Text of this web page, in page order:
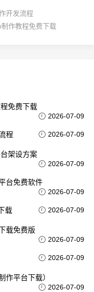
开发流程
作教程免费下载
免费下载
2026-07-09
程 2026-07-09
架设方案
2026-07-09
台免费软件
2026-07-09
载 2026-07-09
载免费版
2026-07-09
2026-07-09
作平台下载）
2026-07-09